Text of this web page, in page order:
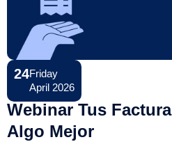
24Friday
April 2026
Conference
Webinar Tus
Algo Mejor